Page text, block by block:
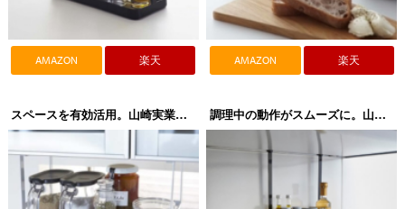
AMAZON 楽天 AMAZON 楽天
スペースを有効活用。山崎実業（Yamazaki）tower（タワー）戸棚下調味料ラック 調理中の動作がスムーズに。山崎実業（Yamazaki）tower（タワー）レンジフード 調味料ラック